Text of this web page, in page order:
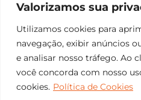
Valorizamos sua
Utilizamos cookies para
navegação, exibir anúncios
e analisar nosso tráfego. Ao
você concorda com nosso
cookies. Política de Cookies